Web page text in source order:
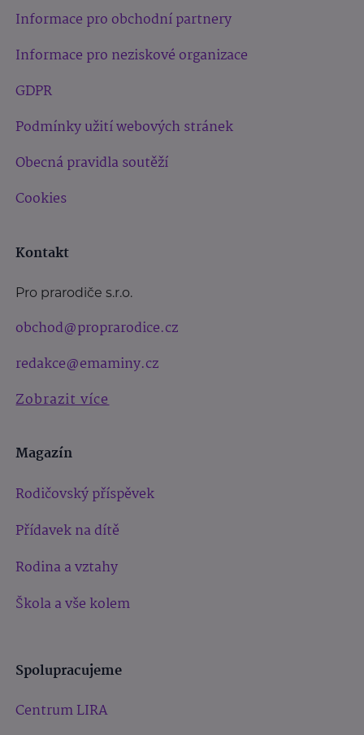
Informace pro obchodní partnery
Informace pro neziskové organizace
GDPR
Podmínky užití webových stránek
Obecná pravidla soutěží
Cookies
Kontakt
Pro prarodiče s.r.o.
obchod@proprarodice.cz
redakce@emaminy.cz
Zobrazit více
Magazín
Rodičovský příspěvek
Přídavek na dítě
Rodina a vztahy
Škola a vše kolem
Spolupracujeme
Centrum LIRA